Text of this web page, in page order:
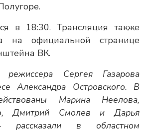
в 18:30. Трансляция также
на официальной странице
ВК.
Сергея Газарова
Александра Островского. В
Марина Неелова,
Дмитрий Смолев и Дарья
рассказали в областном